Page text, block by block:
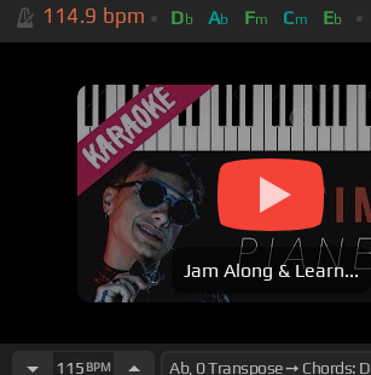
114.9 bpm Db Ab Fm Cm Eb
Jam Along & Learn...
115 BPM